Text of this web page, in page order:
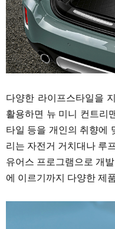
다양한 라이프스타일을
활용하면 뉴 미니 컨트리
타일 등을 개인의 취향에
리는 자전거 거치대나 루
유어스 프로그램으로 개
에 이르기까지 다양한 제